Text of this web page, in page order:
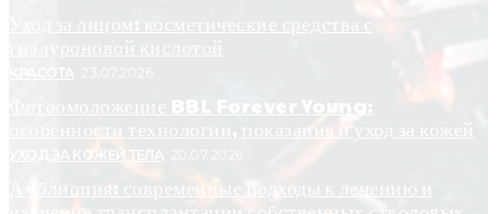
Уход за лицом: косметические средства с
гиалуроновой кислотой
КРАСОТА
Фотоомоложение BBL Forever Young:
особенности технологии, показания и уход за кожей
УХОД ЗА КОЖЕЙ ТЕЛА
Амблиопия: современные подходы к лечению и